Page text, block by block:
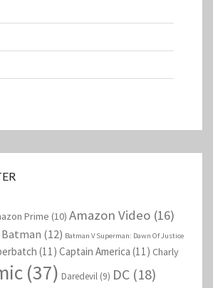
Prime (10) Amazon Video (16)
Batman (12) Batman V Superman: Dawn Of Justice
(11) Captain America (11) Charly
(37) Daredevil (9) DC (18)